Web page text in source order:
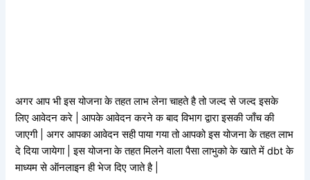
अगर आप भी इस योजना के तहत लाभ लेना चाहते है तो जल्द से जल्द इसके
लिए आवेदन करे | आपके आवेदन करने क बाद विभाग द्वारा इसकी जाँच की
जाएगी | अगर आपका आवेदन सही पाया गया तो आपको इस योजना के तहत लाभ
दे दिया जायेगा | इस योजना के तहत मिलने वाला पैसा लाभुको के खाते में dbt के
माध्यम से ऑनलाइन ही भेज दिए जाते है |